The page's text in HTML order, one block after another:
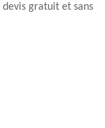
gratuit et sans